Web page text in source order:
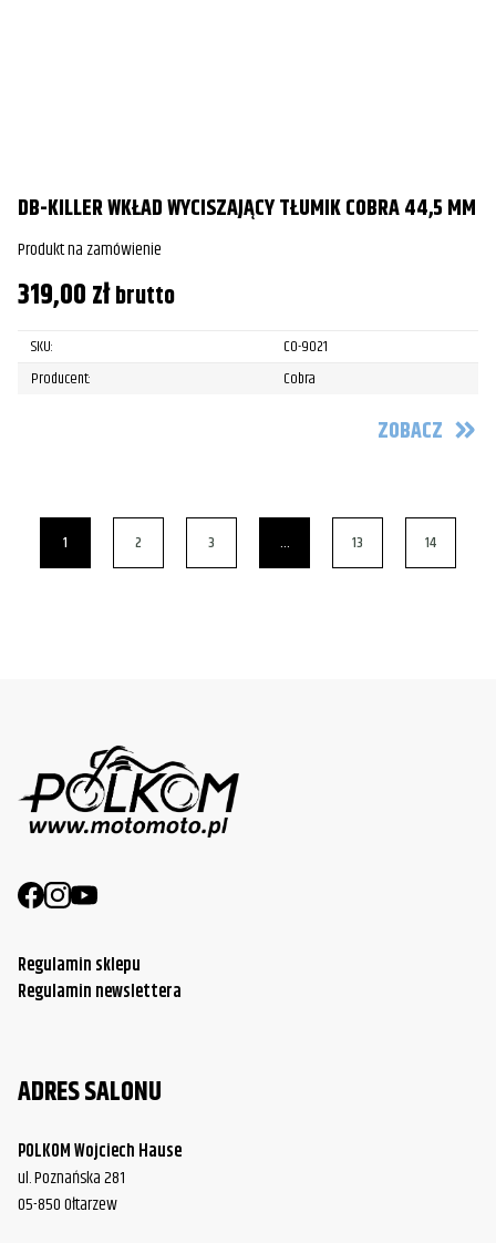
DB-KILLER WKŁAD WYCISZAJĄCY TŁUMIK COBRA 44,5 MM
Produkt na zamówienie
319,00złbrutto
SKU:
CO-9021
Producent:
Cobra
ZOBACZ
1 2 3 … 13 14
Regulamin sklepu
Regulamin newslettera
ADRES SALONU
POLKOM Wojciech Hause
ul. Poznańska 281
05-850 Ołtarzew